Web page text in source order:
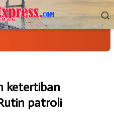
ketertiban
patroli